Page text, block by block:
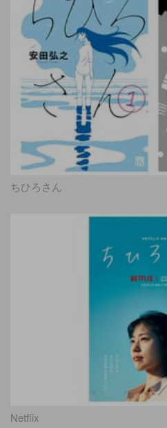
ちひろさん
Netflix